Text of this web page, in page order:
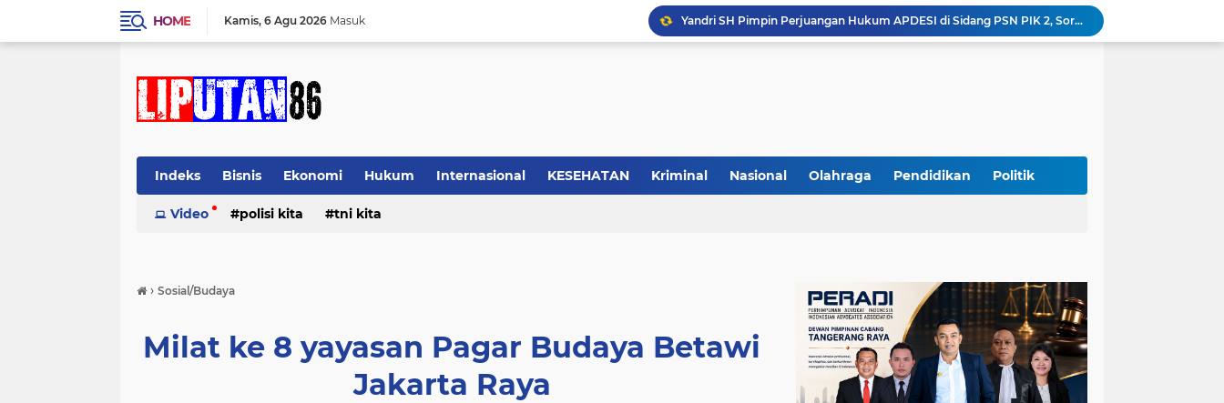
HOME Kamis 6 Agu 2026 Masuk
Yandri SH Pimpin Perjuangan Hukum APDESI di Sidang PSN PIK 2, Soroti Kepastian Hukum
Yandri SH Resmi Kawal APDESI dalam Sidang Gugatan PSN PIK 2 di Pengadilan Negeri Jakarta Pusat
Yandri SH Kawal APDESI di Gugatan PSN PIK 2, Tegaskan Komitmen pada Supremasi Hukum
Indeks Bisnis Ekonomi Hukum Internasional KESEHATAN Kriminal Nasional Olahraga Pendidikan Politik
Video polisi kita tni kita
› Sosial/Budaya
Milat ke 8 yayasan Pagar Budaya Betawi
Jakarta Raya